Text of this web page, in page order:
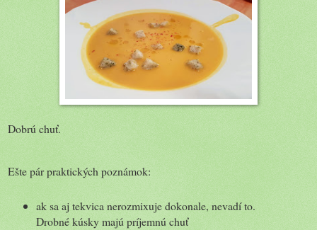
Dobrú chuť.
Ešte pár praktických poznámok:
ak sa aj tekvica nerozmixuje dokonale, nevadí to.
Drobné kúsky majú príjemnú chuť